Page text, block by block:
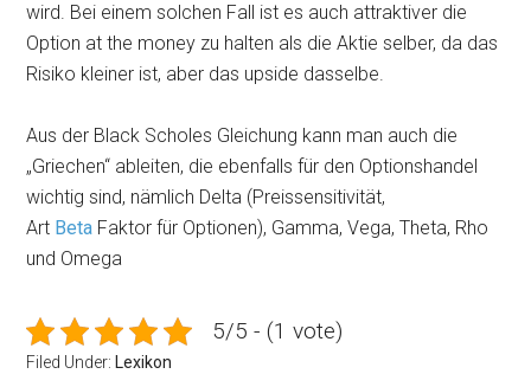
wird. Bei einem solchen Fall ist es auch attraktiver die
Option at the money zu halten als die Aktie selber, da das
Risiko kleiner ist, aber das upside dasselbe.
Aus der Black Scholes Gleichung kann man auch die
„Griechen“ ableiten, die ebenfalls für den Optionshandel
wichtig sind, nämlich Delta (Preissensitivität,
Art Beta Faktor für Optionen), Gamma, Vega, Theta, Rho
und Omega
5/5 - (1 vote)
Filed Under: Lexikon